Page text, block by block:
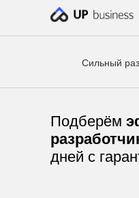
Сильный
Подберём
дней с